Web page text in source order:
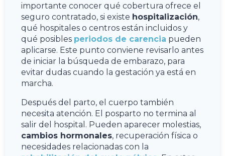
importante conocer qué cobertura ofrece el
seguro contratado, si existe hospitalización,
qué hospitales o centros están incluidos y
qué posibles periodos de carencia pueden
aplicarse. Este punto conviene revisarlo antes
de iniciar la búsqueda de embarazo, para
evitar dudas cuando la gestación ya está en
marcha.
Después del parto, el cuerpo también
necesita atención. El posparto no termina al
salir del hospital. Pueden aparecer molestias,
cambios hormonales, recuperación física o
necesidades relacionadas con la